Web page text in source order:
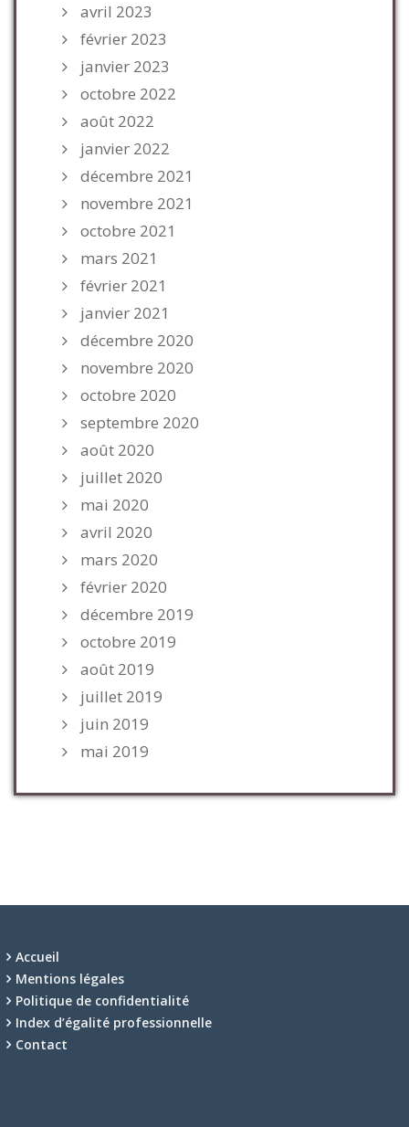
avril 2023
février 2023
janvier 2023
octobre 2022
août 2022
janvier 2022
décembre 2021
novembre 2021
octobre 2021
mars 2021
février 2021
janvier 2021
décembre 2020
novembre 2020
octobre 2020
septembre 2020
août 2020
juillet 2020
mai 2020
avril 2020
mars 2020
février 2020
décembre 2019
octobre 2019
août 2019
juillet 2019
juin 2019
mai 2019
Accueil
Mentions légales
Politique de confidentialité
Index d’égalité professionnelle
Contact